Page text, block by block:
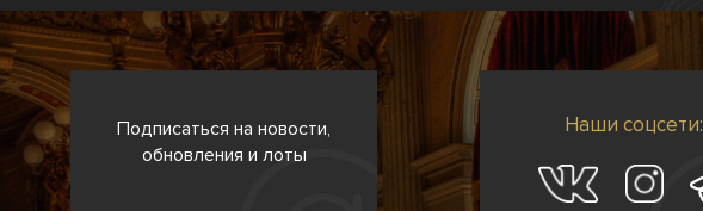
Подписаться на новости,
обновления и лоты
Наши соцсети: